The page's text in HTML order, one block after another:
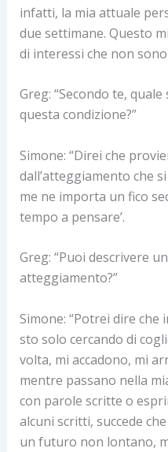
infatti, la mia attuale
due settimane. Questo
di interessi che non
Greg: “Secondo te,
questa condizione?”
Simone: “Direi che
dall’atteggiamento che
me ne importa un fico
tempo a pensare’.
Greg: “Puoi descrivere
atteggiamento?”
Simone: “Potrei dire
sto solo cercando di
volta, mi accadono, mi
mentre passano nella
con parole scritte o
alcuni scritti, succede
un futuro non lontano,